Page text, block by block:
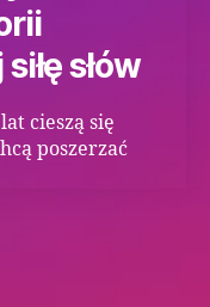
słów
cieszą się
poszerzać